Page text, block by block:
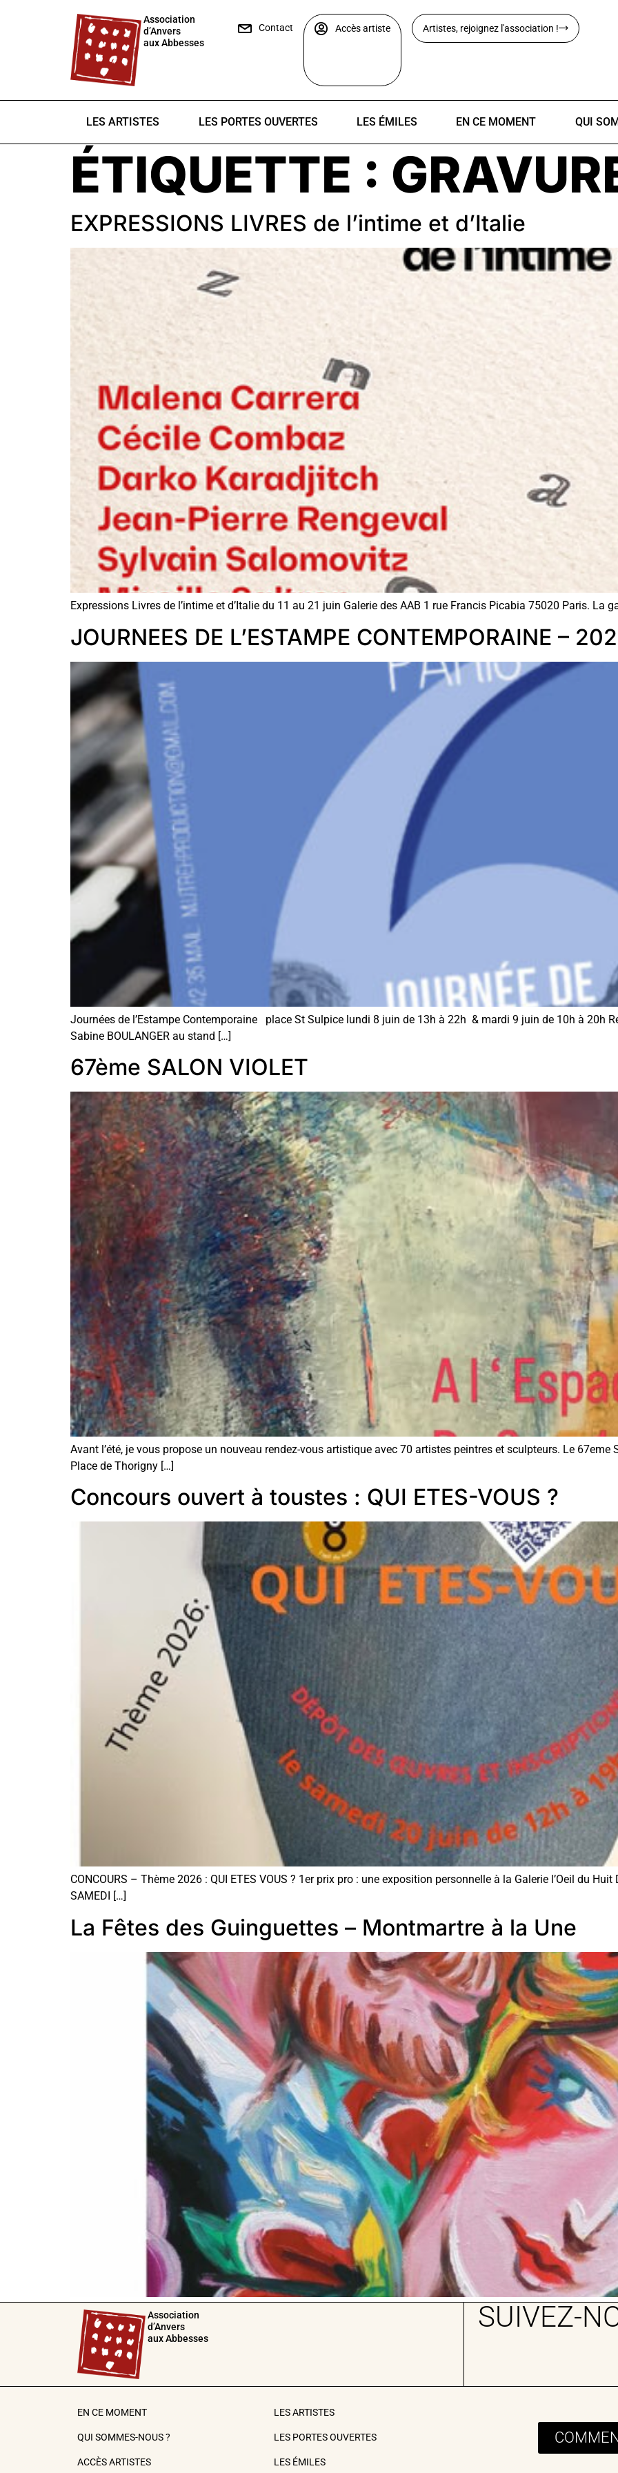
Association
d’Anvers
aux Abbesses
Contact Accès artiste Artistes, rejoignez l'association !
LES ARTISTES LES PORTES OUVERTES LES ÉMILES EN CE MOMENT QUI
ÉTIQUETTE :
EXPRESSIONS LIVRES de l’intime et d’Italie
Expressions Livres de l’intime et d’Italie du 11 au 21 juin Galerie des AAB 1 rue Francis Picabia 75020 Paris. La
JOURNEES DE L’ESTAMPE CONTEMPORAINE –
Journées de l’Estampe Contemporaine place St Sulpice lundi 8 juin de 13h à 22h & mardi 9 juin de 10h à 20h
Sabine BOULANGER au stand […]
67ème SALON VIOLET
Avant l’été, je vous propose un nouveau rendez-vous artistique avec 70 artistes peintres et sculpteurs. Le
Place de Thorigny […]
Concours ouvert à toustes : QUI ETES-VOUS ?
CONCOURS – Thème 2026 : QUI ETES VOUS ? 1er prix pro : une exposition personnelle à la Galerie l’Oeil du Huit
SAMEDI […]
La Fêtes des Guinguettes – Montmartre à la Une
Association
d’Anvers
aux Abbesses
SUIVEZ-
EN CE MOMENT
QUI SOMMES-NOUS ?
ACCÈS ARTISTES
LES ARTISTES
LES PORTES OUVERTES
LES ÉMILES